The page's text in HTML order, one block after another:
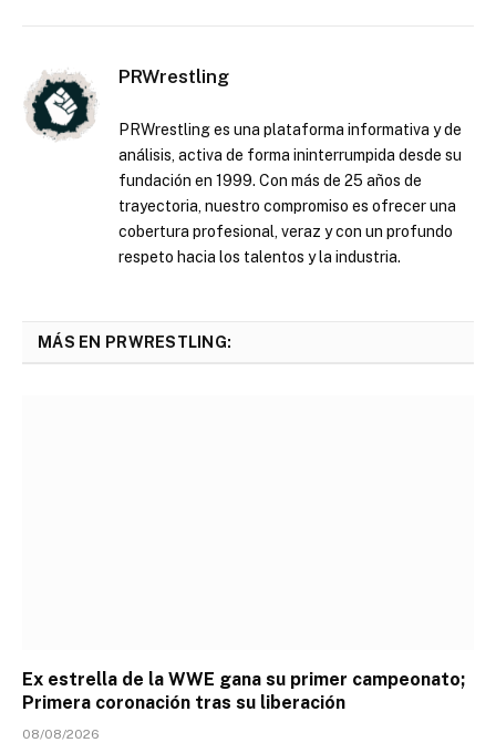
PRWrestling
PRWrestling es una plataforma informativa y de
análisis, activa de forma ininterrumpida desde su
fundación en 1999. Con más de 25 años de
trayectoria, nuestro compromiso es ofrecer una
cobertura profesional, veraz y con un profundo
respeto hacia los talentos y la industria.
MÁS EN PRWRESTLING:
Ex estrella de la WWE gana su primer campeonato;
Primera coronación tras su liberación
08/08/2026